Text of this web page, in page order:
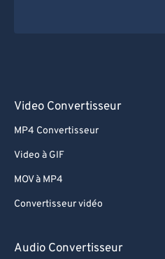
Video Convertisseur
MP4 Convertisseur
Video à GIF
MOV à MP4
Convertisseur vidéo
Audio Convertisseur